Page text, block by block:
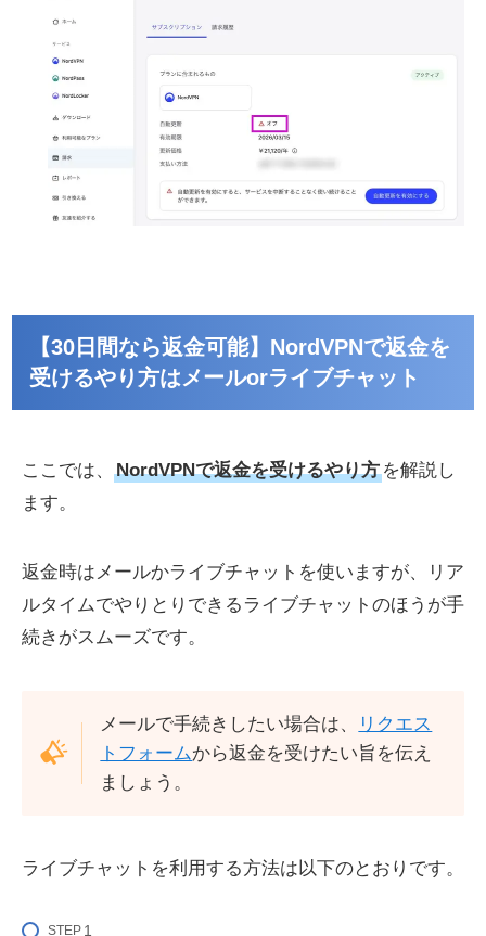
【30日間なら返金可能】NordVPNで返金を
受けるやり方はメールorライブチャット
ここでは、 NordVPNで返金を受けるやり方 を解説し
ます。
返金時はメールかライブチャットを使いますが、リア
ルタイムでやりとりできるライブチャットのほうが手
続きがスムーズです。
メールで手続きしたい場合は、
リクエス
トフォームから返金を受けたい旨を伝え
ましょう。
ライブチャットを利用する方法は以下のとおりです。
STEP